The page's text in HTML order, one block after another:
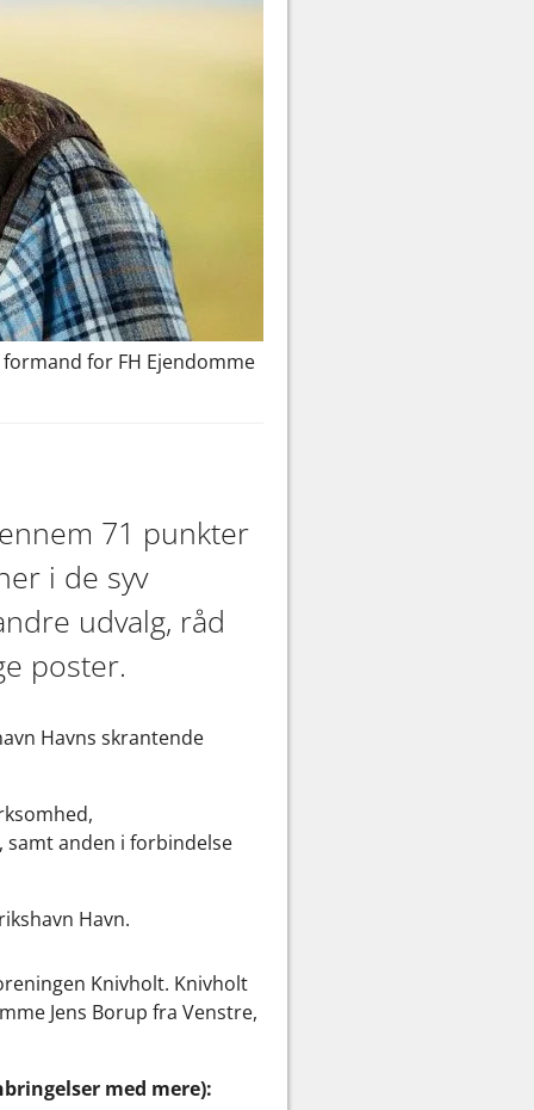
for FH Ejendomme
71 punkter
i de syv
udvalg, råd
poster.
Havns skrantende
anden i forbindelse
Havn.
Knivholt. Knivholt
Jens Borup fra Venstre,
med mere):